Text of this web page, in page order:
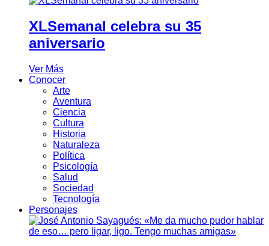
XLSemanal celebra su 35
aniversario
Ver Más
Conocer
Arte
Aventura
Ciencia
Cultura
Historia
Naturaleza
Política
Psicología
Salud
Sociedad
Tecnología
Personajes